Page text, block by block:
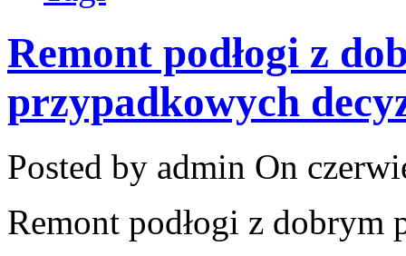
Remont podłogi z
przypadkowych
Posted by admin On
Remont podłogi z dobrym